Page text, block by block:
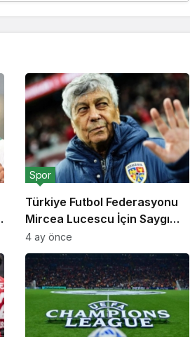
Türkiye Futbol Federasyonu
Mircea Lucescu İçin Saygı
Duruşu Kararı Aldı
Spor
4 ay önce